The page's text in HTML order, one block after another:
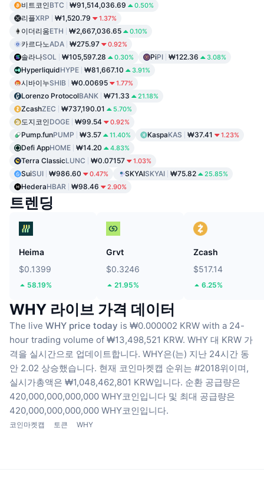
비트코인BTC ₩91,514,036.69 0.50%
리플XRP ₩1,520.79 1.37%
이더리움ETH ₩2,667,036.65 0.10%
카르다노ADA ₩275.97 0.92%
솔라나SOL ₩105,597.28 0.30% PiPI ₩122.36 3.08%
HyperliquidHYPE ₩81,667.10 3.91%
시바이누SHIB ₩0.00695 1.77%
Lorenzo ProtocolBANK ₩71.33 21.18%
ZcashZEC ₩737,190.01 5.70%
도지코인DOGE ₩99.54 0.92%
Pump.funPUMP ₩3.57 11.40% KaspaKAS ₩37.41 1.23%
Defi AppHOME ₩14.20 4.83%
Terra ClassicLUNC ₩0.07157 1.03%
SuiSUI ₩986.60 0.47% SKYAISKYAI ₩75.82 25.85%
HederaHBAR ₩98.46 2.90%
트렌딩
Heima
$0.1399
58.19%
Grvt
$0.3246
21.95%
Zcash
$517.14
6.25%
WHY 라이브 가격 데이터
The live WHY price today is ₩0.000002 KRW with a 24-
hour trading volume of ₩13,498,521 KRW. WHY 대 KRW 가
격을 실시간으로 업데이트합니다. WHY은(는) 지난 24시간 동
안 2.02 상승했습니다. 현재 코인마켓캡 순위는 #2018위이며,
실시가총액은 ₩1,048,462,801 KRW입니다. 순환 공급량은
420,000,000,000,000 WHY코인입니다 및 최대 공급량은
420,000,000,000,000 WHY코인입니다.
코인마켓캡 토큰 WHY